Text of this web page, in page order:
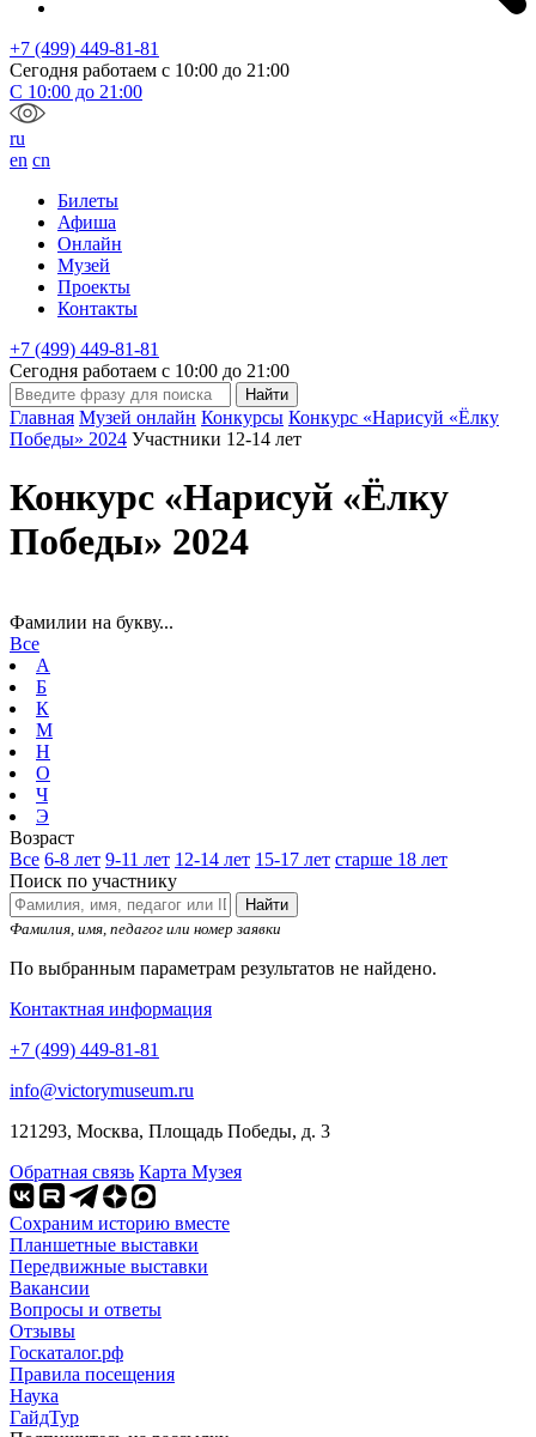
+7 (499) 449-81-81
Сегодня работаем с 10:00 до 21:00
С 10:00 до 21:00
ru
en cn
Билеты
Афиша
Онлайн
Музей
Проекты
Контакты
+7 (499) 449-81-81
Сегодня работаем с 10:00 до 21:00
Главная Музей онлайн Конкурсы Конкурс «Нарисуй «Ёлку
Победы» 2024 Участники 12-14 лет
Конкурс «Нарисуй «Ёлку
Победы» 2024
Фамилии на букву...
Все
А
Б
К
М
Н
О
Ч
Э
Возраст
Все 6-8 лет 9-11 лет 12-14 лет 15-17 лет старше 18 лет
Поиск по участнику
Найти
Фамилия, имя, педагог или номер заявки
По выбранным параметрам результатов не найдено.
Контактная информация
+7 (499) 449-81-81
info@victorymuseum.ru
121293, Москва, Площадь Победы, д. 3
Обратная связь Карта Музея
Сохраним историю вместе
Планшетные выставки
Передвижные выставки
Вакансии
Вопросы и ответы
Отзывы
Госкаталог.рф
Правила посещения
Наука
ГайдТур